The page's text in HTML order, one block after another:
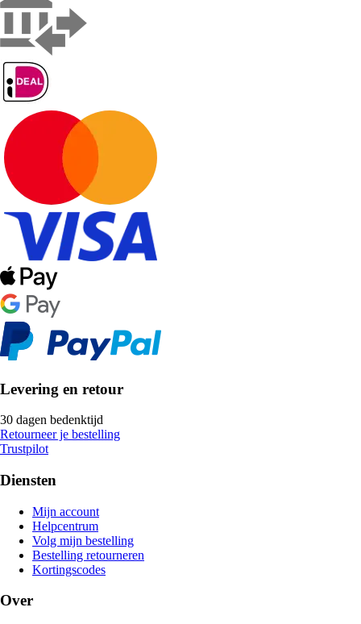
Levering en retour
30 dagen bedenktijd
Retourneer je bestelling
Trustpilot
Diensten
Mijn account
Helpcentrum
Volg mijn bestelling
Bestelling retourneren
Kortingscodes
Over